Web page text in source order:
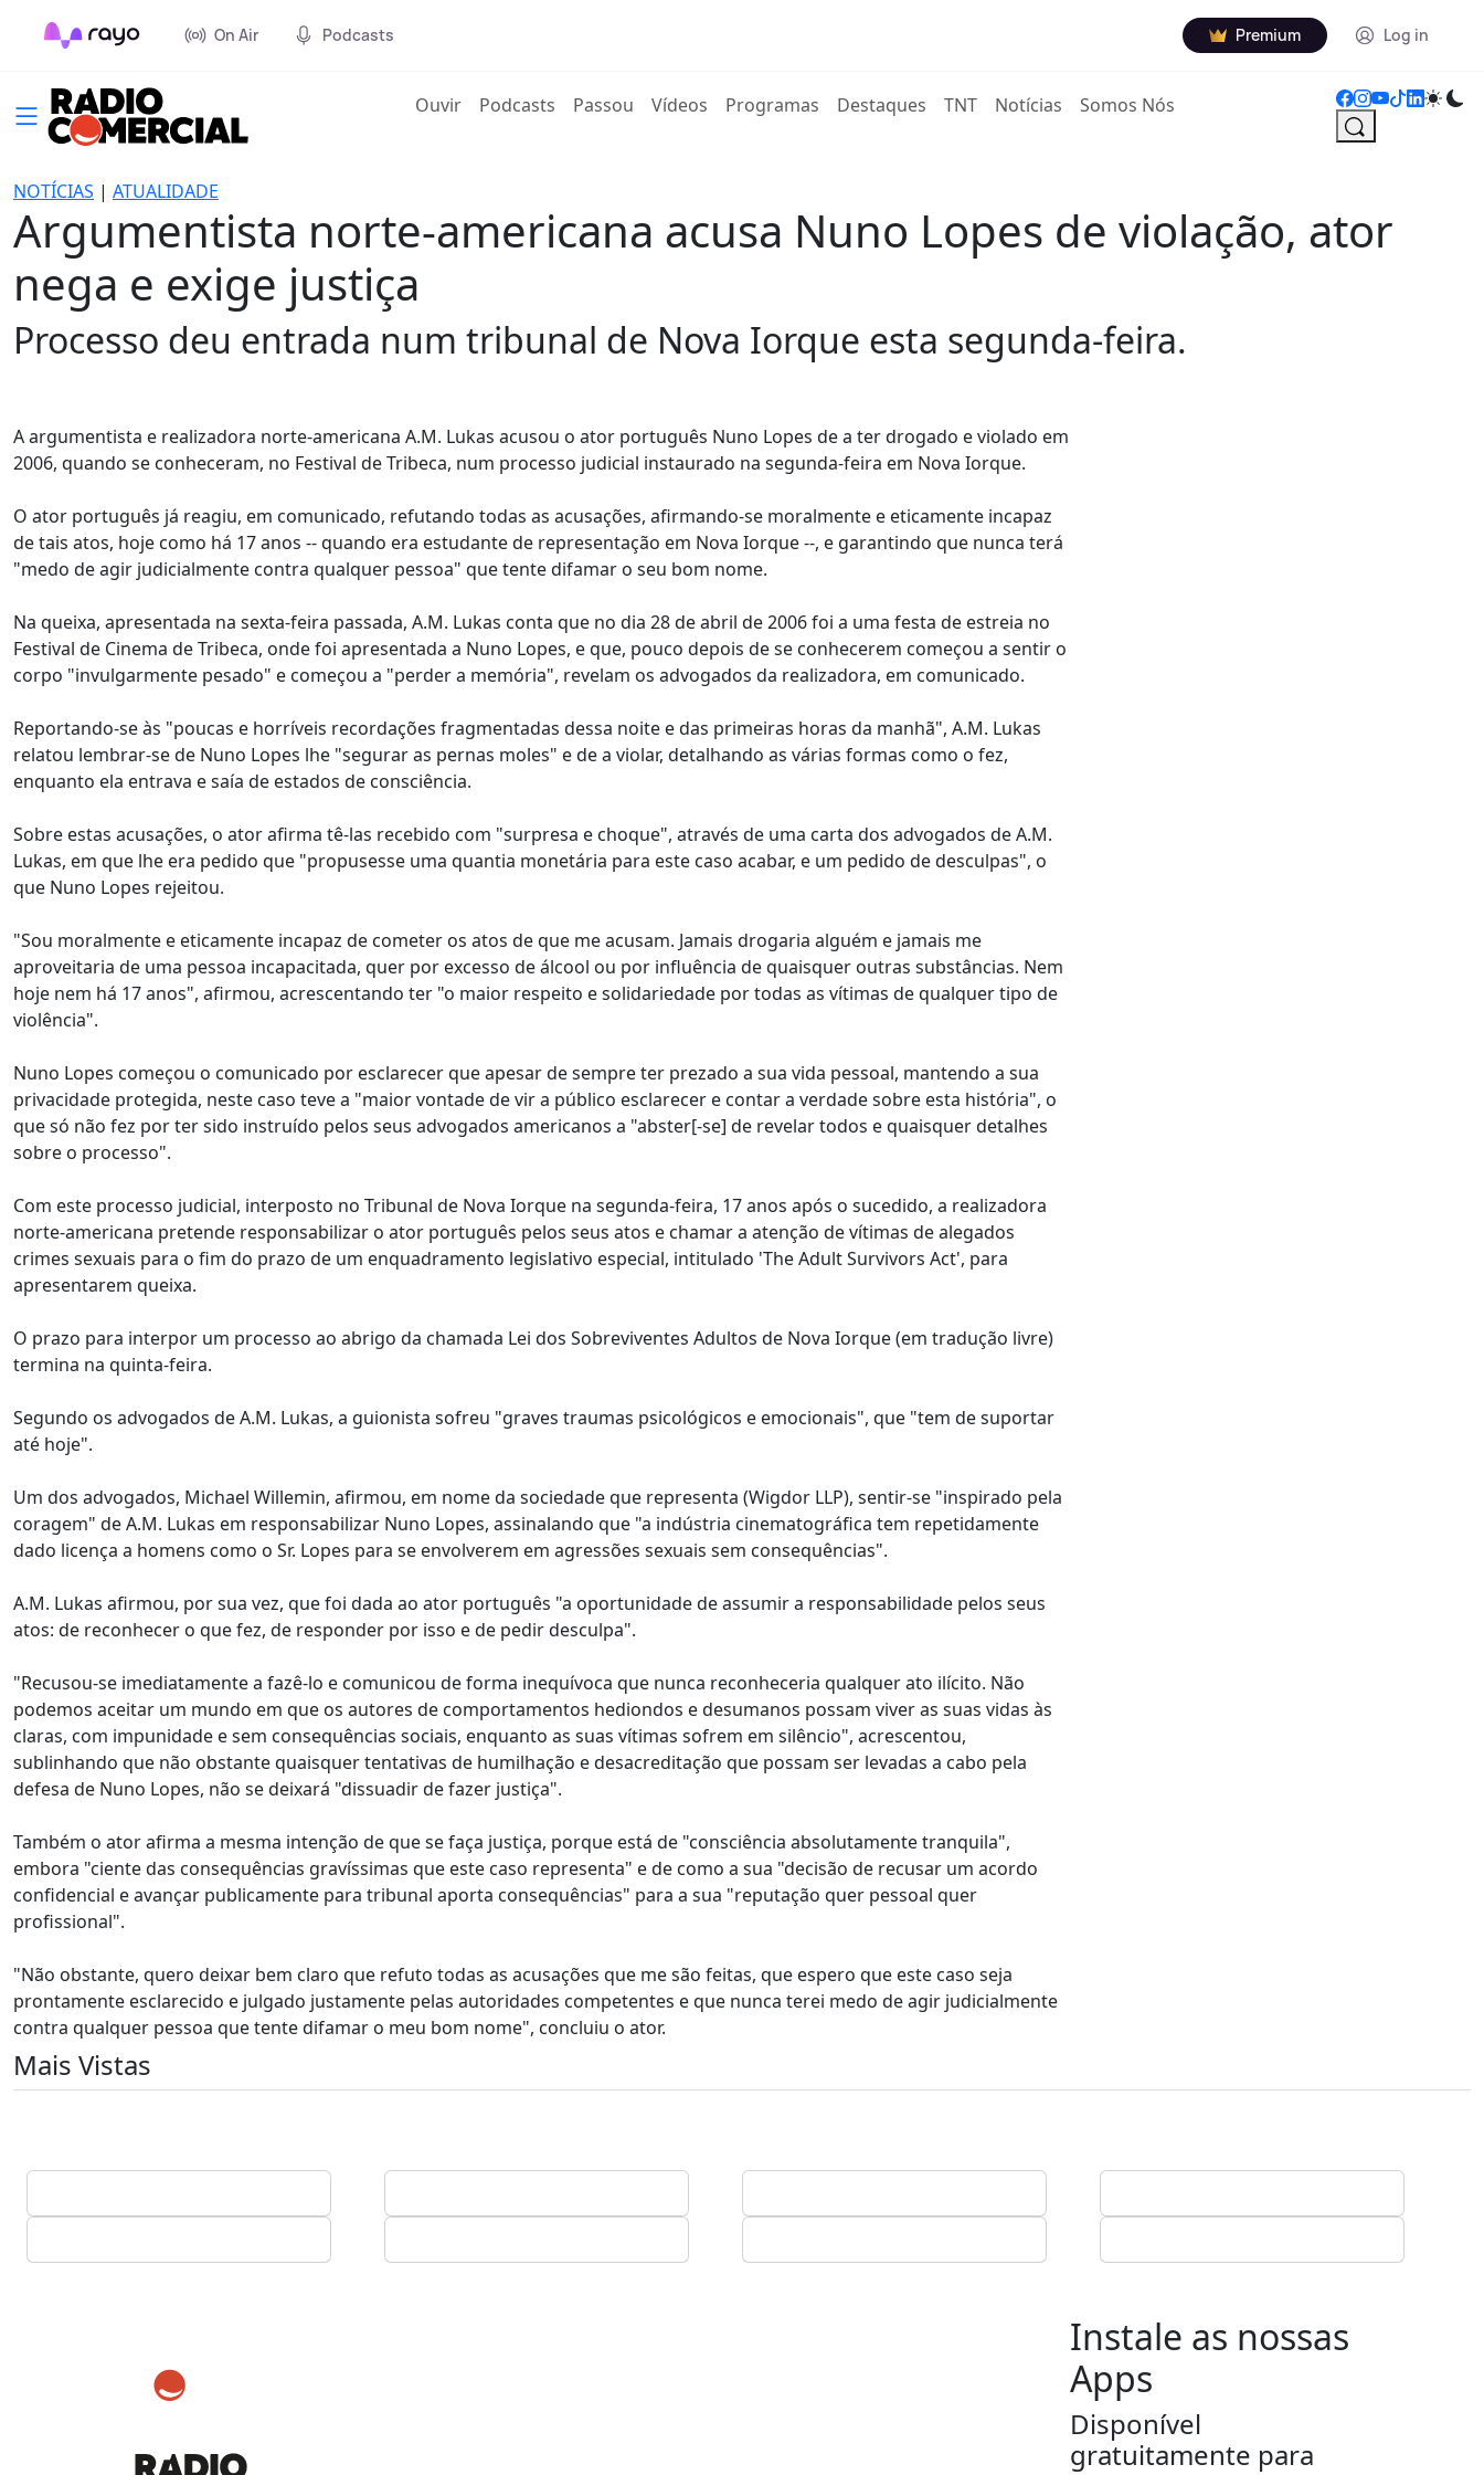
On Air Podcasts Premium Log in
Ouvir(current)
Podcasts Passou Vídeos Programas Destaques TNT Notícias Somos Nós
NOTÍCIAS | ATUALIDADE
Argumentista norte-americana acusa Nuno Lopes de violação, ator
nega e exige justiça
Processo deu entrada num tribunal de Nova Iorque esta segunda-feira.
A argumentista e realizadora norte-americana A.M. Lukas acusou o ator português Nuno Lopes de a ter drogado e violado em
2006, quando se conheceram, no Festival de Tribeca, num processo judicial instaurado na segunda-feira em Nova Iorque.
O ator português já reagiu, em comunicado, refutando todas as acusações, afirmando-se moralmente e eticamente incapaz
de tais atos, hoje como há 17 anos -- quando era estudante de representação em Nova Iorque --, e garantindo que nunca terá
"medo de agir judicialmente contra qualquer pessoa" que tente difamar o seu bom nome.
Na queixa, apresentada na sexta-feira passada, A.M. Lukas conta que no dia 28 de abril de 2006 foi a uma festa de estreia no
Festival de Cinema de Tribeca, onde foi apresentada a Nuno Lopes, e que, pouco depois de se conhecerem começou a sentir o
corpo "invulgarmente pesado" e começou a "perder a memória", revelam os advogados da realizadora, em comunicado.
Reportando-se às "poucas e horríveis recordações fragmentadas dessa noite e das primeiras horas da manhã", A.M. Lukas
relatou lembrar-se de Nuno Lopes lhe "segurar as pernas moles" e de a violar, detalhando as várias formas como o fez,
enquanto ela entrava e saía de estados de consciência.
Sobre estas acusações, o ator afirma tê-las recebido com "surpresa e choque", através de uma carta dos advogados de A.M.
Lukas, em que lhe era pedido que "propusesse uma quantia monetária para este caso acabar, e um pedido de desculpas", o
que Nuno Lopes rejeitou.
"Sou moralmente e eticamente incapaz de cometer os atos de que me acusam. Jamais drogaria alguém e jamais me
aproveitaria de uma pessoa incapacitada, quer por excesso de álcool ou por influência de quaisquer outras substâncias. Nem
hoje nem há 17 anos", afirmou, acrescentando ter "o maior respeito e solidariedade por todas as vítimas de qualquer tipo de
violência".
Nuno Lopes começou o comunicado por esclarecer que apesar de sempre ter prezado a sua vida pessoal, mantendo a sua
privacidade protegida, neste caso teve a "maior vontade de vir a público esclarecer e contar a verdade sobre esta história", o
que só não fez por ter sido instruído pelos seus advogados americanos a "abster[-se] de revelar todos e quaisquer detalhes
sobre o processo".
Com este processo judicial, interposto no Tribunal de Nova Iorque na segunda-feira, 17 anos após o sucedido, a realizadora
norte-americana pretende responsabilizar o ator português pelos seus atos e chamar a atenção de vítimas de alegados
crimes sexuais para o fim do prazo de um enquadramento legislativo especial, intitulado 'The Adult Survivors Act', para
apresentarem queixa.
O prazo para interpor um processo ao abrigo da chamada Lei dos Sobreviventes Adultos de Nova Iorque (em tradução livre)
termina na quinta-feira.
Segundo os advogados de A.M. Lukas, a guionista sofreu "graves traumas psicológicos e emocionais", que "tem de suportar
até hoje".
Um dos advogados, Michael Willemin, afirmou, em nome da sociedade que representa (Wigdor LLP), sentir-se "inspirado pela
coragem" de A.M. Lukas em responsabilizar Nuno Lopes, assinalando que "a indústria cinematográfica tem repetidamente
dado licença a homens como o Sr. Lopes para se envolverem em agressões sexuais sem consequências".
A.M. Lukas afirmou, por sua vez, que foi dada ao ator português "a oportunidade de assumir a responsabilidade pelos seus
atos: de reconhecer o que fez, de responder por isso e de pedir desculpa".
"Recusou-se imediatamente a fazê-lo e comunicou de forma inequívoca que nunca reconheceria qualquer ato ilícito. Não
podemos aceitar um mundo em que os autores de comportamentos hediondos e desumanos possam viver as suas vidas às
claras, com impunidade e sem consequências sociais, enquanto as suas vítimas sofrem em silêncio", acrescentou,
sublinhando que não obstante quaisquer tentativas de humilhação e desacreditação que possam ser levadas a cabo pela
defesa de Nuno Lopes, não se deixará "dissuadir de fazer justiça".
Também o ator afirma a mesma intenção de que se faça justiça, porque está de "consciência absolutamente tranquila",
embora "ciente das consequências gravíssimas que este caso representa" e de como a sua "decisão de recusar um acordo
confidencial e avançar publicamente para tribunal aporta consequências" para a sua "reputação quer pessoal quer
profissional".
"Não obstante, quero deixar bem claro que refuto todas as acusações que me são feitas, que espero que este caso seja
prontamente esclarecido e julgado justamente pelas autoridades competentes e que nunca terei medo de agir judicialmente
contra qualquer pessoa que tente difamar o meu bom nome", concluiu o ator.
Mais Vistas
Instale as nossas
Apps
Disponível
gratuitamente para